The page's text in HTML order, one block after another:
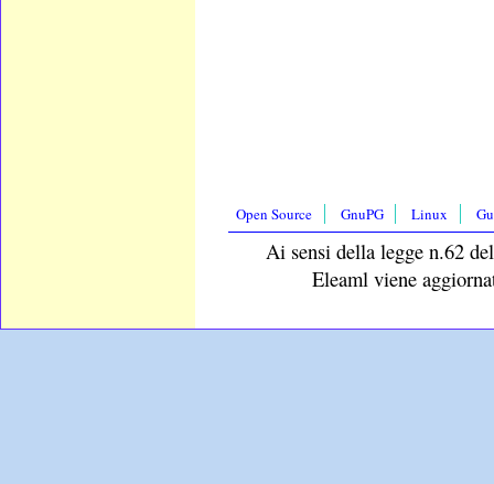
Open Source GnuPG Linux
Ai sensi della legge n.62
Eleaml viene